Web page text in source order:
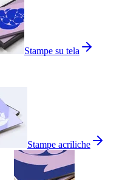
Stampe su tela
Stampe acriliche